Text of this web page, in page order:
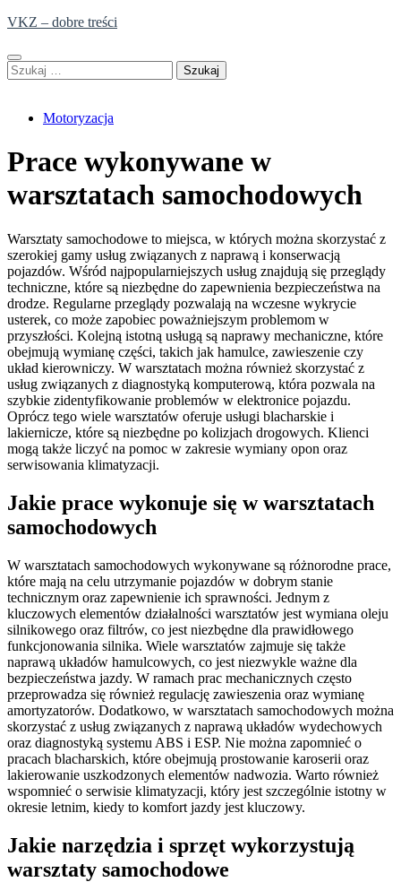
Skip
content
VKZ – dobre treści
Szukaj:
Motoryzacja
Prace wykonywane w
warsztatach samochodowych
Warsztaty samochodowe to miejsca, w których można skorzystać z
szerokiej gamy usług związanych z naprawą i konserwacją
pojazdów. Wśród najpopularniejszych usług znajdują się przeglądy
techniczne, które są niezbędne do zapewnienia bezpieczeństwa na
drodze. Regularne przeglądy pozwalają na wczesne wykrycie
usterek, co może zapobiec poważniejszym problemom w
przyszłości. Kolejną istotną usługą są naprawy mechaniczne, które
obejmują wymianę części, takich jak hamulce, zawieszenie czy
układ kierowniczy. W warsztatach można również skorzystać z
usług związanych z diagnostyką komputerową, która pozwala na
szybkie zidentyfikowanie problemów w elektronice pojazdu.
Oprócz tego wiele warsztatów oferuje usługi blacharskie i
lakiernicze, które są niezbędne po kolizjach drogowych. Klienci
mogą także liczyć na pomoc w zakresie wymiany opon oraz
serwisowania klimatyzacji.
Jakie prace wykonuje się w warsztatach
samochodowych
W warsztatach samochodowych wykonywane są różnorodne prace,
które mają na celu utrzymanie pojazdów w dobrym stanie
technicznym oraz zapewnienie ich sprawności. Jednym z
kluczowych elementów działalności warsztatów jest wymiana oleju
silnikowego oraz filtrów, co jest niezbędne dla prawidłowego
funkcjonowania silnika. Wiele warsztatów zajmuje się także
naprawą układów hamulcowych, co jest niezwykle ważne dla
bezpieczeństwa jazdy. W ramach prac mechanicznych często
przeprowadza się również regulację zawieszenia oraz wymianę
amortyzatorów. Dodatkowo, w warsztatach samochodowych można
skorzystać z usług związanych z naprawą układów wydechowych
oraz diagnostyką systemu ABS i ESP. Nie można zapomnieć o
pracach blacharskich, które obejmują prostowanie karoserii oraz
lakierowanie uszkodzonych elementów nadwozia. Warto również
wspomnieć o serwisie klimatyzacji, który jest szczególnie istotny w
okresie letnim, kiedy to komfort jazdy jest kluczowy.
Jakie narzędzia i sprzęt wykorzystują
warsztaty samochodowe